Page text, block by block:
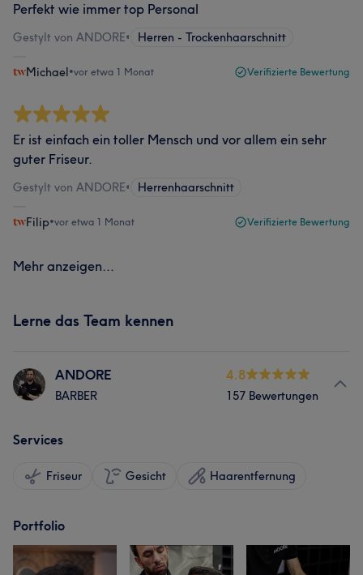
Perfekt wie immer top Personal
Gestylt von ANDORE• Herren - Trockenhaarschnitt
Michael•vor etwa 1 Monat Verifizierte Bewertung
Er ist einfach ein toller Mensch und vor allem ein sehr
guter Friseur.
Gestylt von ANDORE• Herrenhaarschnitt
Filip•vor etwa 1 Monat Verifizierte Bewertung
Mehr anzeigen...
Lerne das Team kennen
ANDORE
BARBER
4.8
157 Bewertungen
Services
Friseur Gesicht Haarentfernung
Portfolio